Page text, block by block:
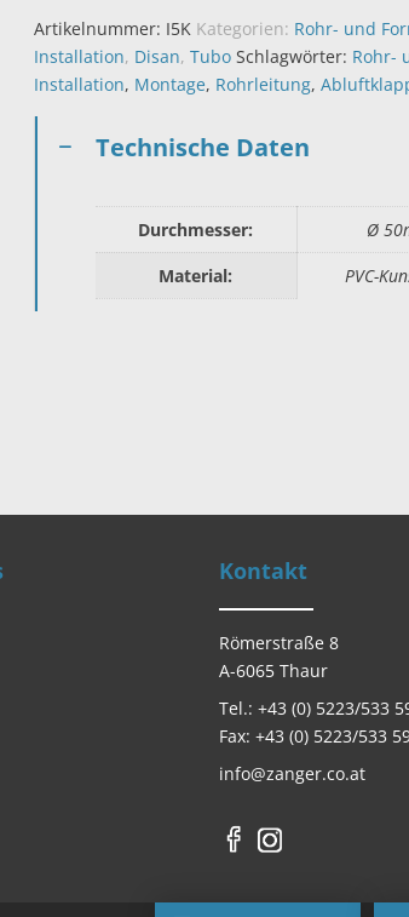
Artikelnummer: I5K Kategorien: Rohr- und
Installation, Disan, Tubo Schlagwörter: Rohr-
Installation, Montage, Rohrleitung,
Technische Daten
Durchmesser:
Ø
Material:
PVC-
Kontakt
Römerstraße 8
A-6065 Thaur
Tel.: +43 (0) 5223/533
Fax: +43 (0) 5223/533
info@zanger.co.at